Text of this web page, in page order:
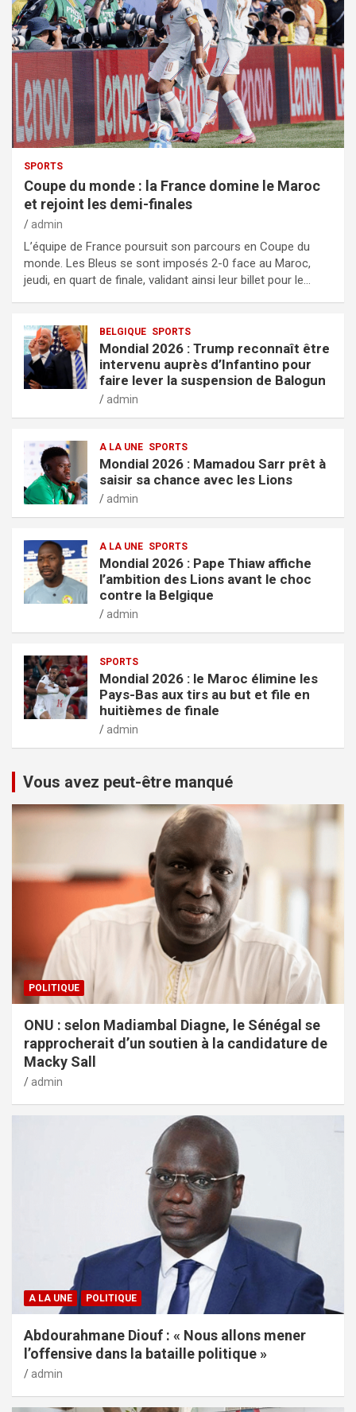
SPORTS
Coupe du monde : la France domine le Maroc
et rejoint les demi-finales
admin
L’équipe de France poursuit son parcours en Coupe du
monde. Les Bleus se sont imposés 2-0 face au Maroc,
jeudi, en quart de finale, validant ainsi leur billet pour le…
BELGIQUE SPORTS
Mondial 2026 : Trump reconnaît être
intervenu auprès d’Infantino pour
faire lever la suspension de Balogun
admin
A LA UNE SPORTS
Mondial 2026 : Mamadou Sarr prêt à
saisir sa chance avec les Lions
admin
A LA UNE SPORTS
Mondial 2026 : Pape Thiaw affiche
l’ambition des Lions avant le choc
contre la Belgique
admin
SPORTS
Mondial 2026 : le Maroc élimine les
Pays-Bas aux tirs au but et file en
huitièmes de finale
admin
Vous avez peut-être manqué
POLITIQUE
ONU : selon Madiambal Diagne, le Sénégal se
rapprocherait d’un soutien à la candidature de
Macky Sall
admin
A LA UNE POLITIQUE
Abdourahmane Diouf : « Nous allons mener
l’offensive dans la bataille politique »
admin